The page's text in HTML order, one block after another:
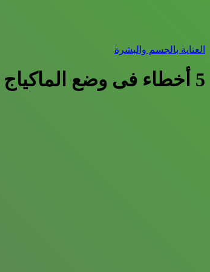
العناية بالجسم والبشرة
5 أخطاء فى وضع الماكياج تظهرك أكبر سنا